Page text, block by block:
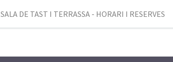
SALA DE TAST I TERRASSA - HORARI I RESERVES